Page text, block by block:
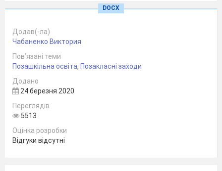
роботи»
«Пісочний
годинник»
5
Вправа
«Асоціації »
переживаю
DOCX
Додав(-ла)
Чабаненко Виктория
Пов’язані теми
Позашкільна освіта, Позакласні заходи
Додано
24 березня 2020
Переглядів
5513
Оцінка розробки
Відгуки відсутні